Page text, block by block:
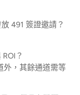
491 簽證邀請？
？
外，其餘通道需等